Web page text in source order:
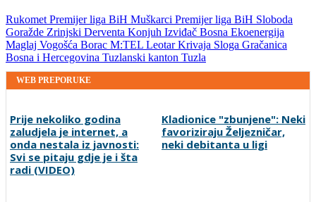
RukometPremijer liga BiH Muškarci Premijer liga BiH Sloboda
Goražde Zrinjski Derventa Konjuh Izviđač Bosna Ekoenergija
Maglaj Vogošća Borac M:TEL LeotarKrivaja Sloga Gračanica
Bosna i Hercegovina Tuzlanski kanton Tuzla
WEB PREPORUKE